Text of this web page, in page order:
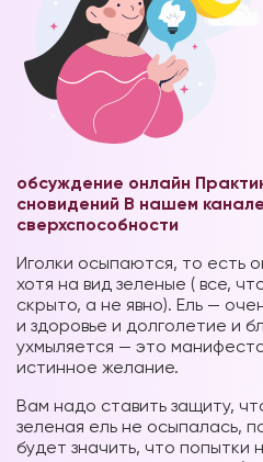
обсуждение онлайн
сновидений В нашем
сверхспособности
Иголки осыпаются, то есть
хотя на вид зеленые ( все,
скрыто, а не явно). Ель —
и здоровье и долголетие и
ухмыляется — это
истинное желание.
Вам надо ставить защиту,
зеленая ель не осыпалась,
будет значить, что